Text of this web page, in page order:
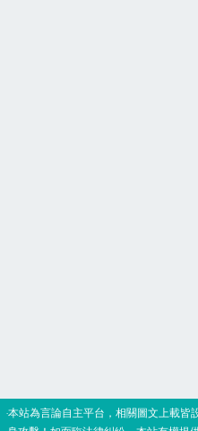
‧本站為言論自主平台，相關圖文上載皆